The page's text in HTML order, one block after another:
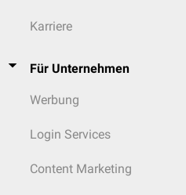
Karriere
Für Unternehmen
Werbung
Login Services
Content Marketing